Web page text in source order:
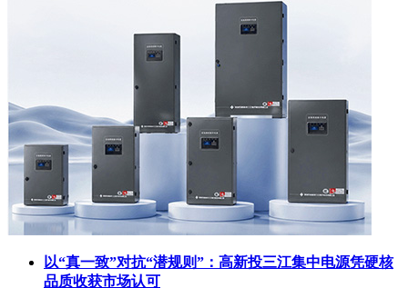
以“真一致”对抗“潜规则”：高新投三江集中电源凭硬核
品质收获市场认可